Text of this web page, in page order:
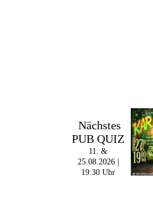
Nächstes
PUB QUIZ
11. &
25.08.2026 |
19:30 Uhr